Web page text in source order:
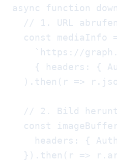
async function
  // 1. URL abrufen
const mediaInfo
`https://
{ headers: {
).then(r =>
// 2. Bild
const
headers: {
}).then(r =>